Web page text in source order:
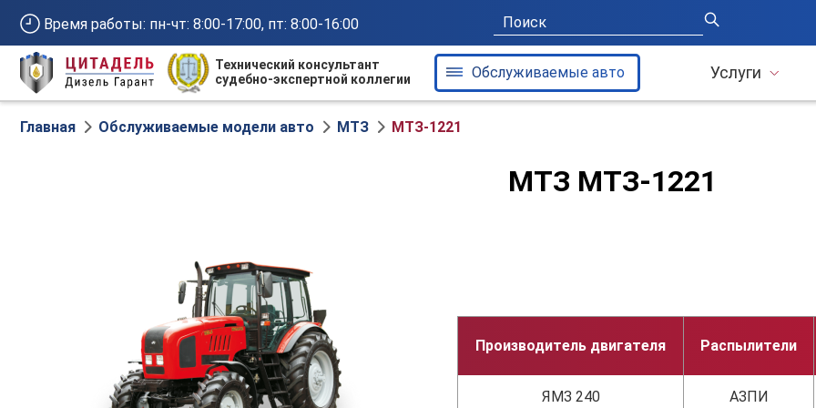
Время работы: пн-чт: 8:00-17:00, пт: 8:00-16:00
Технический консультант
судебно-экспертной коллегии
Обслуживаемые авто Услуги
Главная Обслуживаемые модели авто МТЗ МТЗ-1221
МТЗ МТЗ-1221
Производитель двигателя Распылители
ЯМЗ 240 АЗПИ